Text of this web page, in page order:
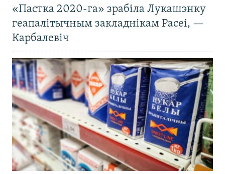
«Пастка 2020-га» зрабіла Лукашэнку
геапалітычным закладнікам Расеі, —
Карбалевіч